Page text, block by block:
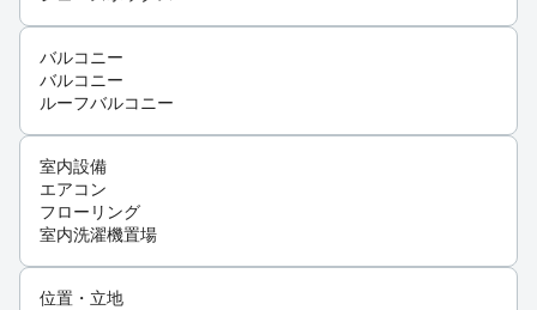
バルコニー
バルコニー
ルーフバルコニー
室内設備
エアコン
フローリング
室内洗濯機置場
位置・立地